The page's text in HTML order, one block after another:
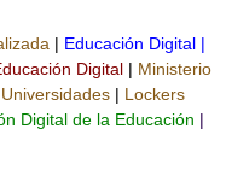
| Educación Digital |
Digital | Ministerio
| Lockers
Digital de la Educación |